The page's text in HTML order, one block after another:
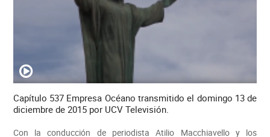
Capítulo 537 Empresa Océano transmitido el domingo 13 de
diciembre de 2015 por UCV Televisión.
Con la conducción de periodista Atilio Macchiavello y los